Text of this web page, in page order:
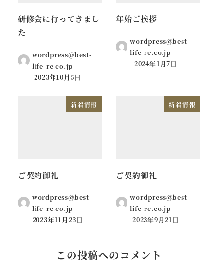
研修会に行ってきまし
た
wordpress@best-
life-re.co.jp
2023年10月5日
年始ご挨拶
wordpress@best-
life-re.co.jp
2024年1月7日
新着情報
ご契約御礼
wordpress@best-
life-re.co.jp
2023年11月23日
新着情報
ご契約御礼
wordpress@best-
life-re.co.jp
2023年9月21日
この投稿へのコメント